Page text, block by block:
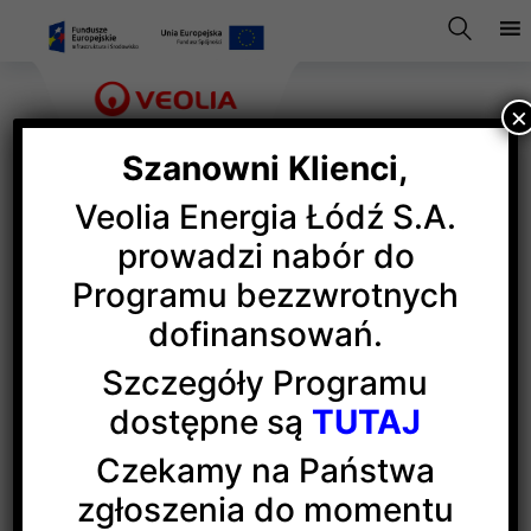
Ciepła sobota z Veolią
w EC4
Trasa obejmowała cykl technologiczny produkcji
ciepła systemowego i energii elektrycznej.
Zwiedzanie urozmaicone było pokazem refotografii
w schronie komina H250, a z dodatkowych atrakcji:
ćwiczenia praktyczne z pierwszej pomocy
Szanowni Klienci,
Veolia Energia Łódź S.A.
prowadzi nabór do
Programu bezzwrotnych
dofinansowań.
Szczegóły Programu
dostępne są TUTAJ
Czekamy na Państwa
zgłoszenia do momentu
×